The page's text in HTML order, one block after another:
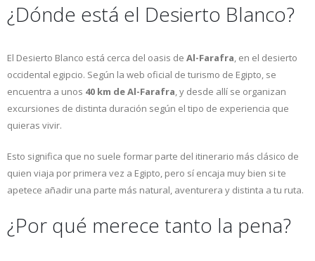
¿Dónde está el Desierto Blanco?
El Desierto Blanco está cerca del oasis de Al-Farafra, en el desierto
occidental egipcio. Según la web oficial de turismo de Egipto, se
encuentra a unos 40 km de Al-Farafra, y desde allí se organizan
excursiones de distinta duración según el tipo de experiencia que
quieras vivir.
Esto significa que no suele formar parte del itinerario más clásico de
quien viaja por primera vez a Egipto, pero sí encaja muy bien si te
apetece añadir una parte más natural, aventurera y distinta a tu ruta.
¿Por qué merece tanto la pena?